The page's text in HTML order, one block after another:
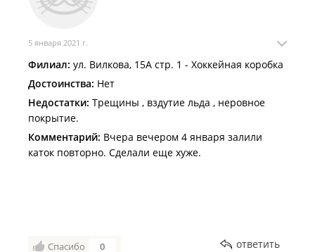
5 января 2021 г.
Филиал: ул. Вилкова, 15А стр. 1 - Хоккейная коробка
Достоинства: Нет
Недостатки: Трещины , вздутие льда , неровное
покрытие.
Комментарий: Вчера вечером 4 января залили
каток повторно. Сделали еще хуже.
Спасибо 0 ответить